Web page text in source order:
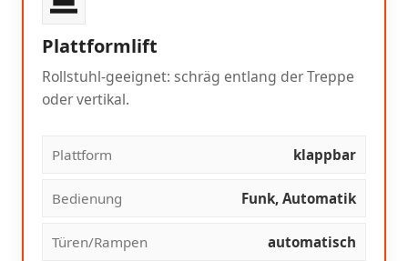
Plattformlift
Rollstuhl-geeignet: schräg entlang der Treppe
oder vertikal.
Plattform klappbar
Bedienung Funk, Automatik
Türen/Rampen automatisch